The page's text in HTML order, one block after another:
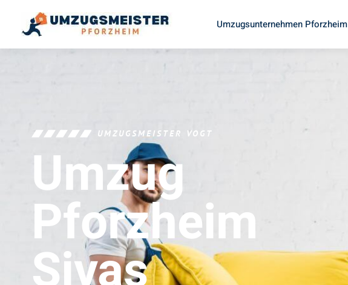
Umzugsunternehmen Pforzheim
UMZUGSMEISTER VOGT
Umzug
Pforzheim